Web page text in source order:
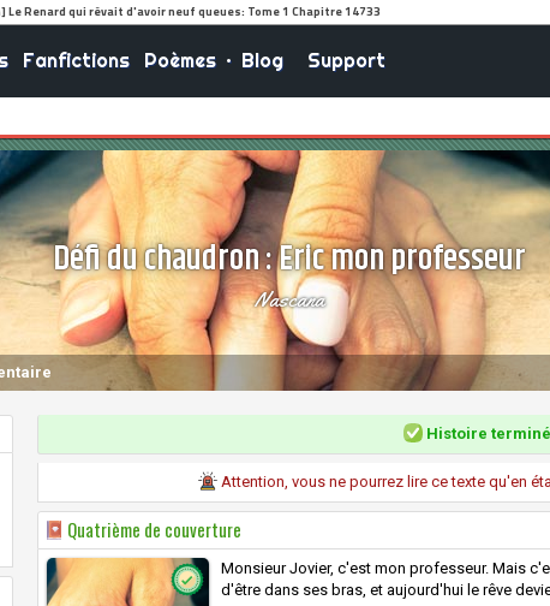
Fanfictions Poèmes• Blog Support
Défi du chaudron : Eric mon professeur
Nascana
Histoire
Attention, vous ne pourrez lire ce texte qu'en
Quatrième de couverture
Monsieur Jovier, c'est mon professeur. Mais
d'être dans ses bras, et aujourd'hui le rêve